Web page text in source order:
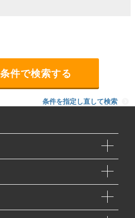
条件を指定し直して検索